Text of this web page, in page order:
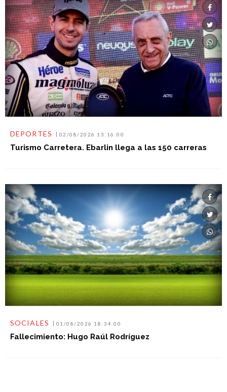
DEPORTES 02/08/2026 13:16:00
Turismo Carretera. Ebarlin llega a las 150 carreras
SOCIALES 01/08/2026 18:34:00
Fallecimiento: Hugo Raúl Rodríguez